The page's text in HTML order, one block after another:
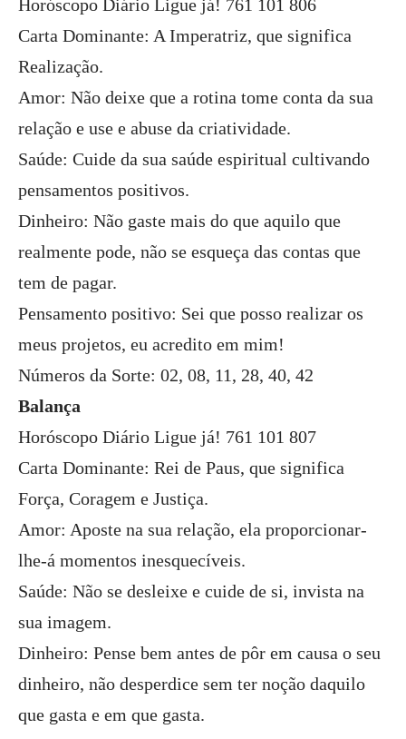
Horóscopo Diário Ligue já! 761 101 806
Carta Dominante: A Imperatriz, que significa
Realização.
Amor: Não deixe que a rotina tome conta da sua
relação e use e abuse da criatividade.
Saúde: Cuide da sua saúde espiritual cultivando
pensamentos positivos.
Dinheiro: Não gaste mais do que aquilo que
realmente pode, não se esqueça das contas que
tem de pagar.
Pensamento positivo: Sei que posso realizar os
meus projetos, eu acredito em mim!
Números da Sorte: 02, 08, 11, 28, 40, 42
Balança
Horóscopo Diário Ligue já! 761 101 807
Carta Dominante: Rei de Paus, que significa
Força, Coragem e Justiça.
Amor: Aposte na sua relação, ela proporcionar-
lhe-á momentos inesquecíveis.
Saúde: Não se desleixe e cuide de si, invista na
sua imagem.
Dinheiro: Pense bem antes de pôr em causa o seu
dinheiro, não desperdice sem ter noção daquilo
que gasta e em que gasta.